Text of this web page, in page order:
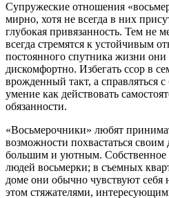
Супружеские отношения
мирно, хотя не всегда в них
глубокая привязанность. Тем не
всегда стремятся к устойчивым
постоянного спутника жизни они
дискомфортно. Избегать ссор в
врожденный такт, а справляться
умение как действовать
обязанности.
«Восьмерочники» любят
возможности похвастаться
большим и уютным. Собственное
людей восьмерки; в съемных
доме они обычно чувствуют
этом стяжателями,